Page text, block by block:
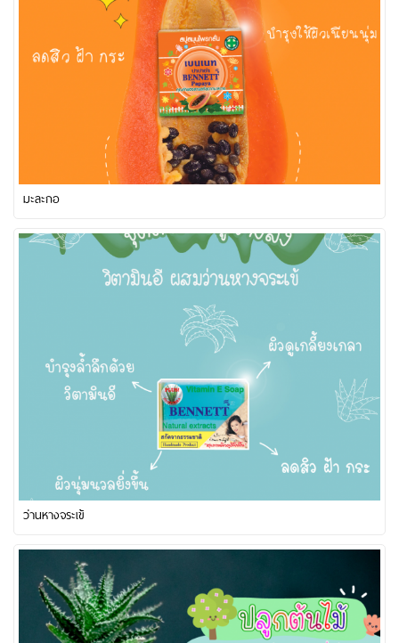
มะละกอ
ว่านหางจระเข้